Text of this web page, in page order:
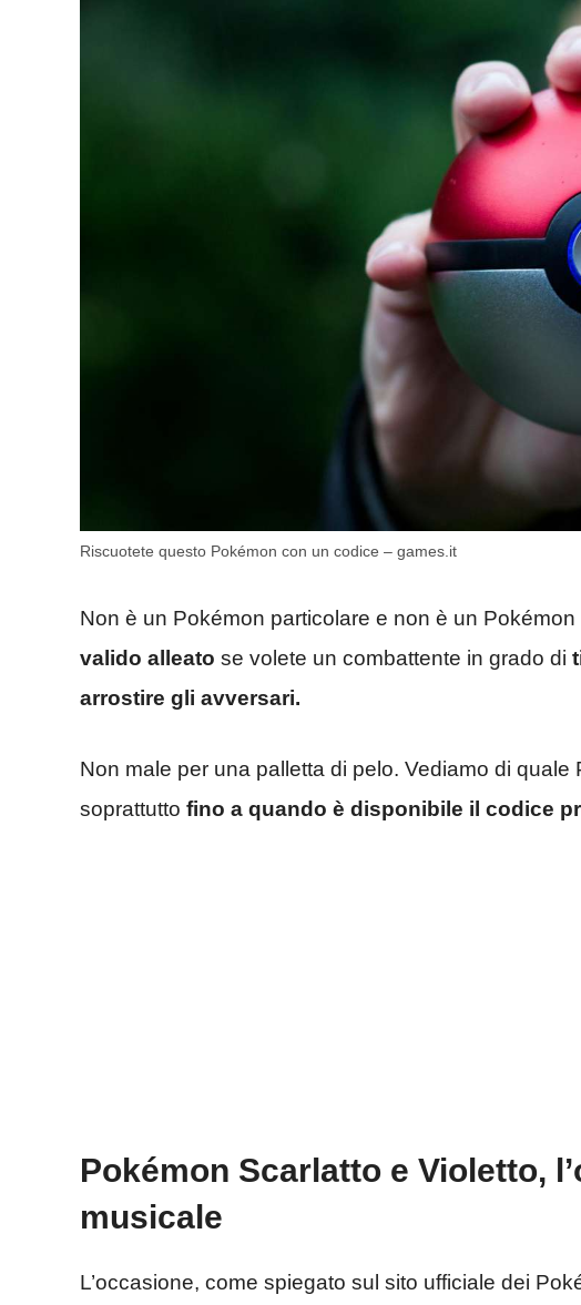
Riscuotete questo Pokémon con un codice – games.it
Non è un Pokémon particolare e non è un
valido alleato se volete un combattente in grado di
arrostire gli avversari.
Non male per una palletta di pelo. Vediamo di quale
soprattutto fino a quando è disponibile il codice
Pokémon Scarlatto e Violetto,
musicale
L’occasione, come spiegato sul sito ufficiale dei